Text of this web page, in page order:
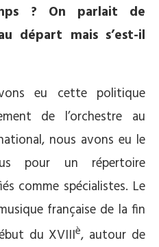
? On parlait de
départ mais s’est-il
eu cette politique
de l’orchestre au
nous avons eu le
pour un répertoire
comme spécialistes. Le
française de la fin
du XVIIIè, autour de